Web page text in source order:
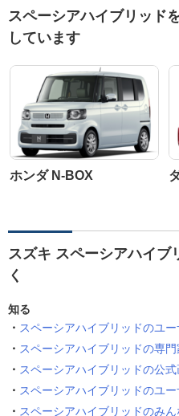
スペーシアハイブリッド
しています
ホンダ N-BOX
スズキ スペーシアハイブ
く
知る
スペーシアハイブリッドのユ
スペーシアハイブリッドの専
スペーシアハイブリッドの公式
スペーシアハイブリッドのユ
スペーシアハイブリッドのみ